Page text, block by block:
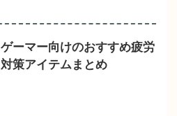
ゲーマー向けのおすすめ疲労
対策アイテムまとめ